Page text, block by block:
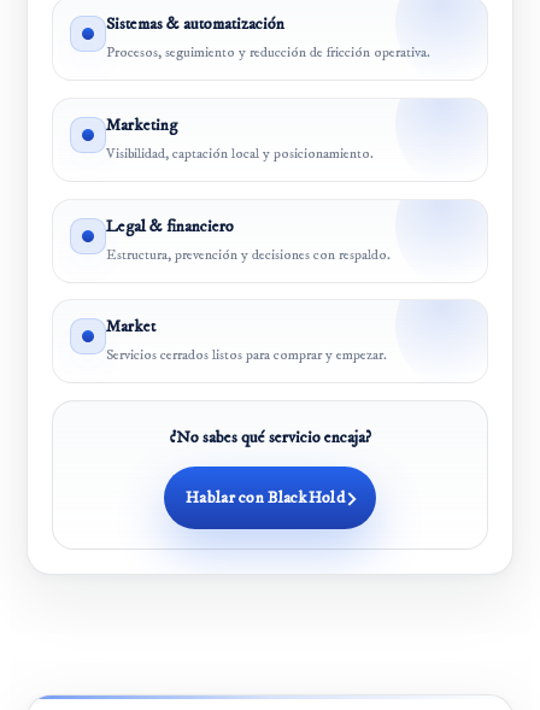
Sistemas & automatización
Procesos, seguimiento y reducción de fricción operativa.
Marketing
Visibilidad, captación local y posicionamiento.
Legal & financiero
Estructura, prevención y decisiones con respaldo.
Market
Servicios cerrados listos para comprar y empezar.
¿No sabes qué servicio encaja?
Hablar con BlackHold